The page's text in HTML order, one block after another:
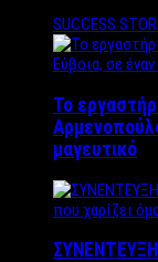
SUCCESS
Το
μαγευτικό
ΣΥΝΕΝΤΕΥΞΗ